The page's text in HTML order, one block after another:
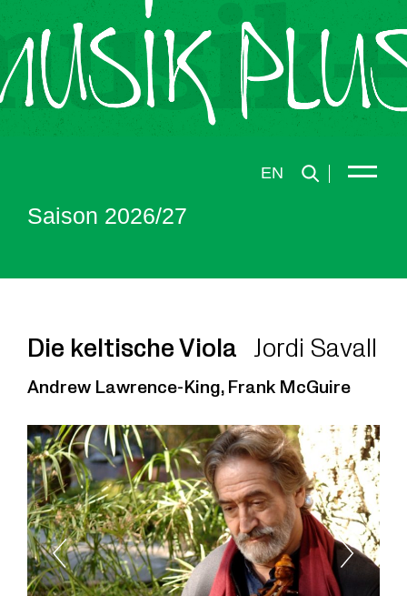
Saison 2026/27
EN
Die keltische Viola Jordi Savall
Andrew Lawrence-King, Frank McGuire